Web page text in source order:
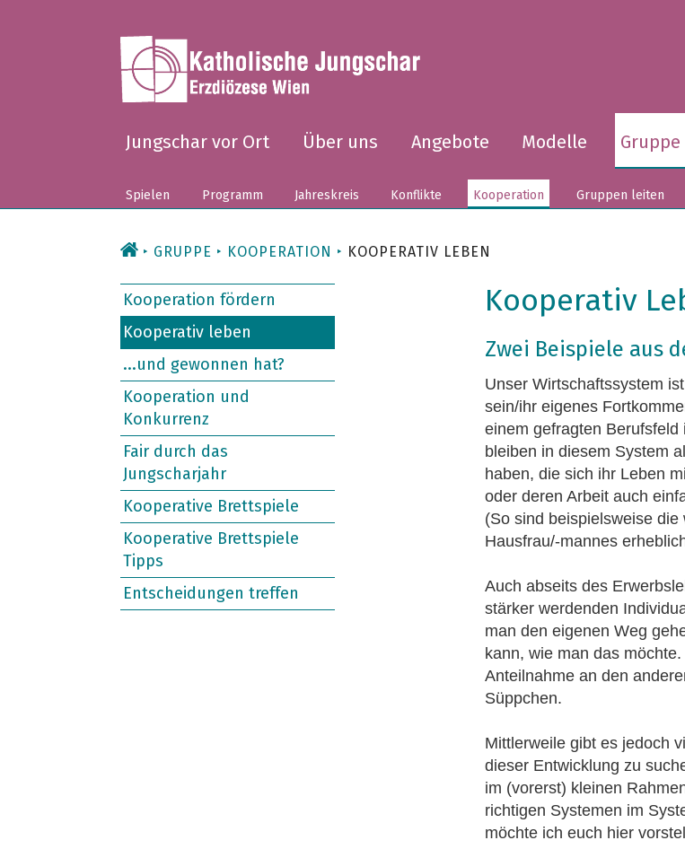
Jungschar vor Ort Über uns Angebote Modelle Gruppe
Spielen Programm Jahreskreis Konflikte Kooperation Gruppen leiten
GRUPPE KOOPERATION KOOPERATIV LEBEN
Kooperation fördern
Kooperativ leben
...und gewonnen hat?
Kooperation und
Konkurrenz
Fair durch das
Jungscharjahr
Kooperative Brettspiele
Kooperative Brettspiele
Tipps
Entscheidungen treffen
Kooperativ
Zwei Beispiele aus
Unser Wirtschaftssystem
sein/ihr eigenes
einem gefragten
bleiben in diesem System
haben, die sich ihr Leben
oder deren Arbeit auch
(So sind beispielsweise
Hausfrau/-mannes
Auch abseits des
stärker werdenden
man den eigenen Weg
kann, wie man das
Anteilnahme an den
Süppchen.
Mittlerweile gibt es jedoch
dieser Entwicklung zu
im (vorerst) kleinen
richtigen Systemen im
möchte ich euch hier